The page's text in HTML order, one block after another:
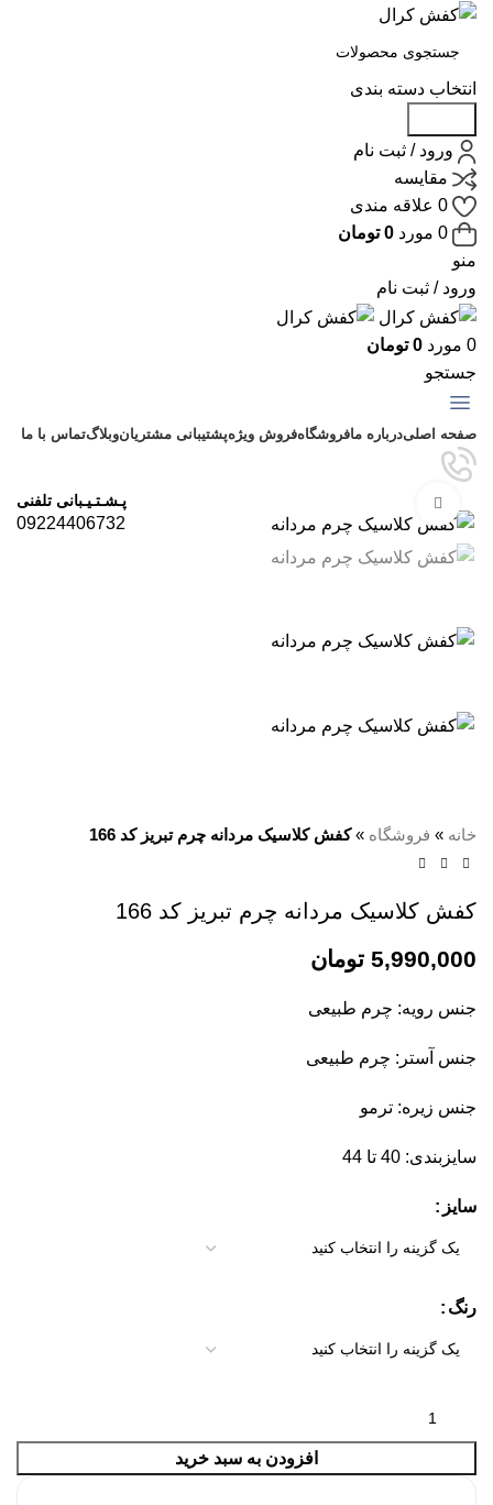
انتخاب دسته بندی
ورود / ثبت نام
مقايسه
0 علاقه مندی
0 مورد 0 تومان
منو
ورود / ثبت نام
0 مورد 0 تومان
جستجو
صفحه اصلیدرباره مافروشگاهفروش ویژهپشتیبانی مشتریانوبلاگتماس با ما
پـشـتـیـبانی تلفنی
09224406732
خانه » فروشگاه »کفش کلاسیک مردانه چرم تبریز کد 166
کفش کلاسیک مردانه چرم تبریز کد 166
5,990,000 تومان
جنس رویه: چرم طبیعی
جنس آستر: چرم طبیعی
جنس زیره: ترمو
سایزبندی: 40 تا 44
سایز
رنگ
افزودن به سبد خرید